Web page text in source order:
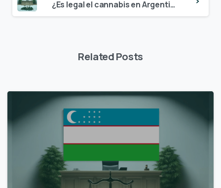
¿Es legal el cannabis en Argentina? – Actualización 2024
Related Posts